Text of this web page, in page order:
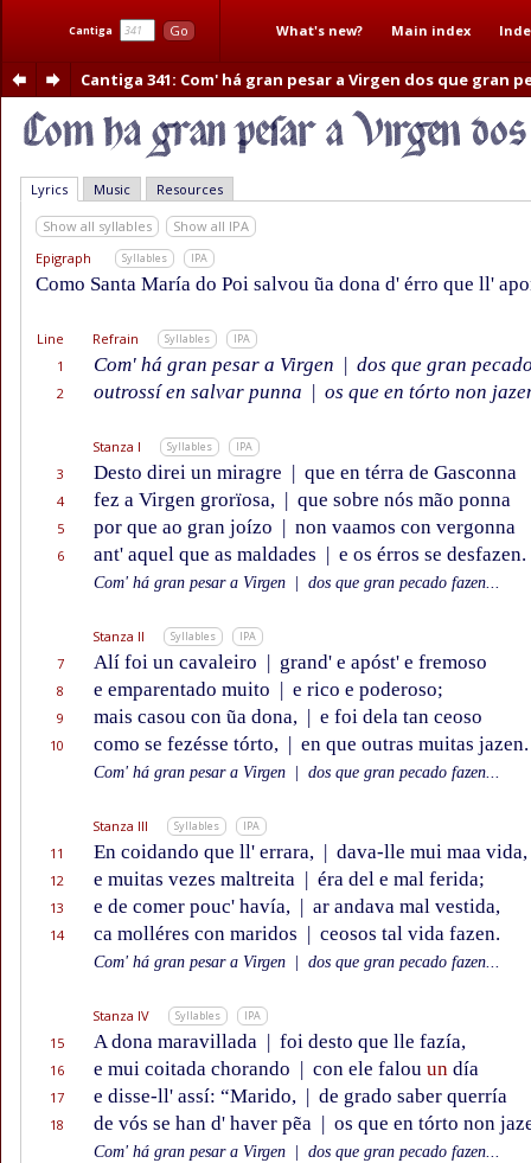
Cantiga Go What's new? Main index
Cantiga 341: Com' há gran pesar a Virgen dos que gran
Lyrics Music Resources
Show all syllables
Show all IPA
Epigraph
Syllables IPA
Como Santa María do Poi salvou ũa dona d' érro que ll'
Line Refrain Syllables IPA
1 Com' há gran pesar a Virgen | dos que gran
2 outrossí en salvar punna | os que en tórto non
Stanza I Syllables IPA
3 Desto direi un miragre | que en térra de Gasconna
4 fez a Virgen grorïosa, | que sobre nós mão ponna
5 por que ao gran joízo | non vaamos con vergonna
6 ant' aquel que as maldades | e os érros se desfazen.
Com' há gran pesar a Virgen dos que gran pecado fazen...
Stanza II Syllables IPA
7 Alí foi un cavaleiro | grand' e apóst' e fremoso
8 e emparentado muito | e rico e poderoso;
9 mais casou con ũa dona, | e foi dela tan ceoso
10 como se fezésse tórto, | en que outras muitas jazen.
Com' há gran pesar a Virgen dos que gran pecado fazen...
Stanza III Syllables IPA
11 En coidando que ll' errara, | dava-lle mui maa vida,
12 e muitas vezes maltreita | éra del e mal ferida;
13 e de comer pouc' havía, | ar andava mal vestida,
14 ca molléres con maridos | ceosos tal vida fazen.
Com' há gran pesar a Virgen dos que gran pecado fazen...
Stanza IV Syllables IPA
15 A dona maravillada | foi desto que lle fazía,
16 e mui coitada chorando | con ele falou un día
17 e disse-ll' assí: “Marido, | de grado saber querría
18 de vós se han d' haver pẽa | os que en tórto non
Com' há gran pesar a Virgen dos que gran pecado fazen...